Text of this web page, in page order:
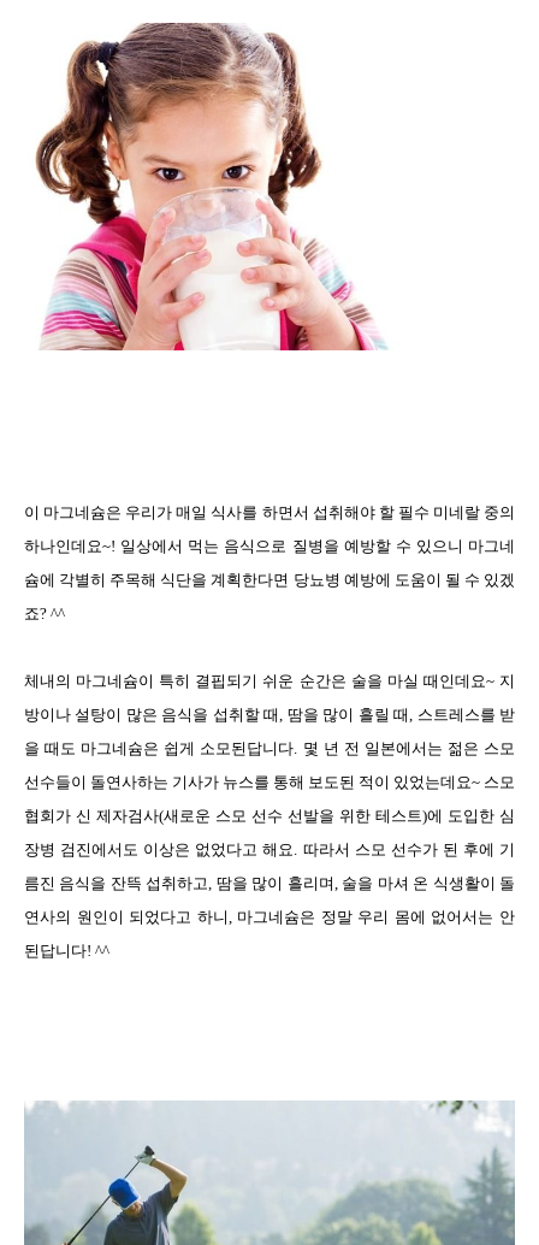
이 마그네슘은 우리가 매일 식사를 하면서 섭취해야 할 필수 미네랄 중의
하나인데요~! 일상에서 먹는 음식으로 질병을 예방할 수 있으니 마그네
슘에 각별히 주목해 식단을 계획한다면 당뇨병 예방에 도움이 될 수 있겠
죠? ^^
체내의 마그네슘이 특히 결핍되기 쉬운 순간은 술을 마실 때인데요~ 지
방이나 설탕이 많은 음식을 섭취할 때 땀을 많이 흘릴 때
스트레스를 받
을 때도 마그네슘은 쉽게 소모된답니다 몇 년 전 일본에서는 젊은 스모
선수들이 돌연사하는 기사가 뉴스를 통해 보도된 적이 있었는데요~ 스모
협회가 신 제자검사(새로운 스모 선수 선발을 위한 테스트)에 도입한 심
장병 검진에서도 이상은 없었다고 해요
따라서 스모 선수가 된 후에 기
름진 음식을 잔뜩 섭취하고 땀을 많이 흘리며 술을 마셔 온 식생활이 돌
연사의 원인이 되었다고 하니
마그네슘은 정말 우리 몸에 없어서는 안
된답니다! ^^